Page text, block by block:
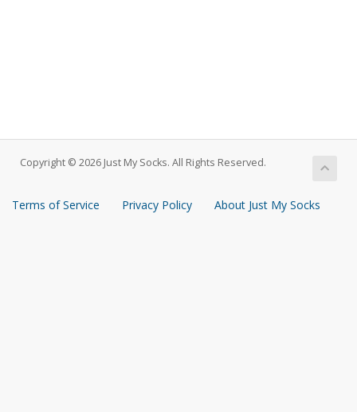
Copyright © 2026 Just My Socks. All Rights Reserved.
Terms of Service Privacy Policy About Just My Socks